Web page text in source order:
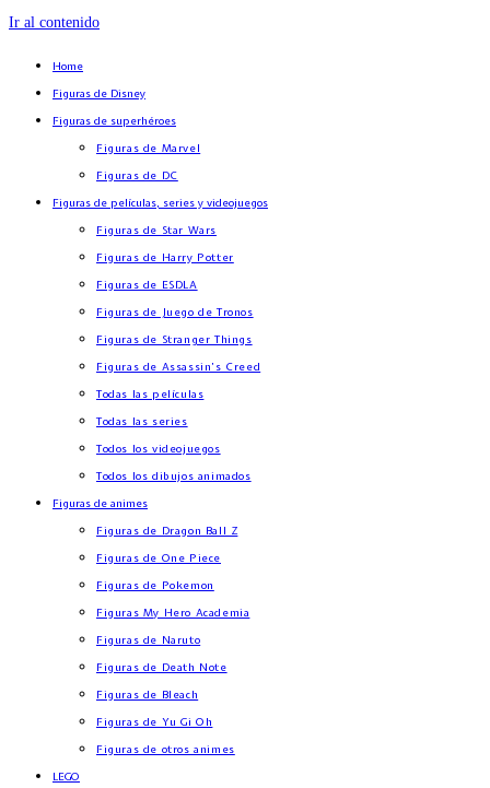
Ir al contenido
Home
Figuras de Disney
Figuras de superhéroes
Figuras de Marvel
Figuras de DC
Figuras de películas, series y videojuegos
Figuras de Star Wars
Figuras de Harry Potter
Figuras de ESDLA
Figuras de Juego de Tronos
Figuras de Stranger Things
Figuras de Assassin’s Creed
Todas las películas
Todas las series
Todos los videojuegos
Todos los dibujos animados
Figuras de animes
Figuras de Dragon Ball Z
Figuras de One Piece
Figuras de Pokemon
Figuras My Hero Academia
Figuras de Naruto
Figuras de Death Note
Figuras de Bleach
Figuras de Yu Gi Oh
Figuras de otros animes
LEGO